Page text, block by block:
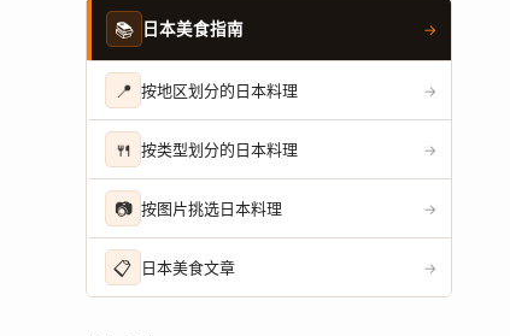
📚 日本美食指南 →
📍 按地区划分的日本料理 →
🍴 按类型划分的日本料理 →
📷 按图片挑选日本料理 →
📋 日本美食文章 →